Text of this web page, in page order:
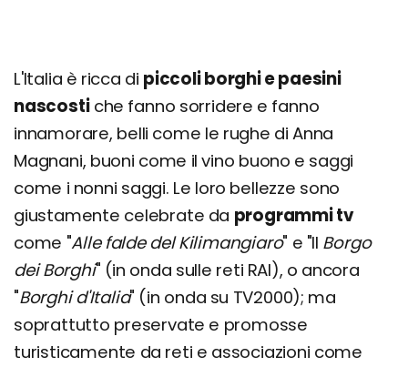
L'Italia è ricca di piccoli borghi e paesini
nascostiche fanno sorridere e fanno
innamorare, belli come le rughe di Anna
Magnani, buoni come il vino buono e saggi
come i nonni saggi. Le loro bellezze sono
giustamente celebrate da programmi tv
come "Alle falde del Kilimangiaro" e "Il Borgo
dei Borghi" (in onda sulle reti RAI), o ancora
"Borghi d'Italia" (in onda su TV2000); ma
soprattutto preservate e promosse
turisticamente da reti e associazioni come